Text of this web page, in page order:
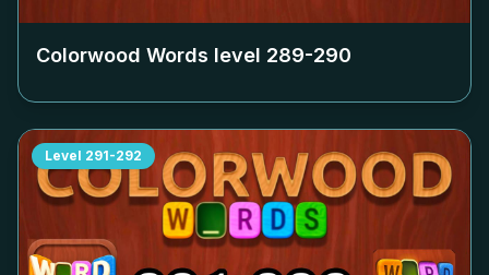
Colorwood Words level 289-290
Level 291-292